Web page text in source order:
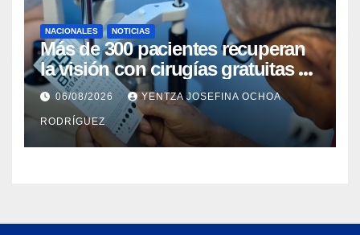
NACIONALES NOTICIAS
Más de 300 pacientes recuperan
la visión con cirugías gratuitas de
cataratas en Zulia
06/08/2026 YENTZA JOSEFINA OCHOA
RODRÍGUEZ